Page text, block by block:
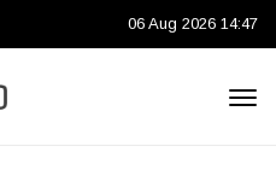
06 Aug 2026 14:47